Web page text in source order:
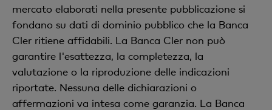
mercato elaborati nella presente pubblicazione si
fondano su dati di dominio pubblico che la Banca
Cler ritiene affidabili. La Banca Cler non può
garantire l'esattezza, la completezza, la
valutazione o la riproduzione delle indicazioni
riportate. Nessuna delle dichiarazioni o
affermazioni va intesa come garanzia. La Banca